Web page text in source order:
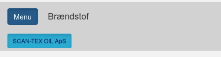
Menu Brændstof
SCAN-TEX OIL ApS